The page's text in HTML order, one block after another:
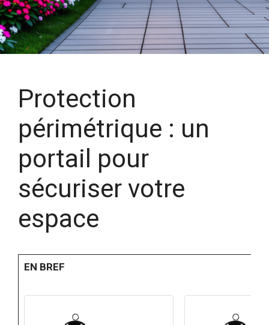
Protection
périmétrique : un
portail pour
sécuriser votre
espace
EN BREF